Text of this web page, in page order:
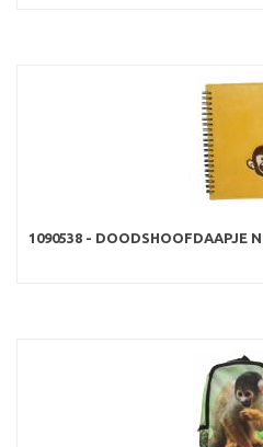
1090538 - DOODSHOOFDAAPJE